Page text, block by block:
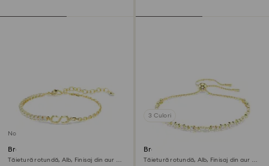
Nou
Brățară Matrix
Tăietură rotundă, Alb, Finisaj din aur de
3 Culori
Brățară Matrix
Tăietură rotundă, Alb, Finisaj din aur de